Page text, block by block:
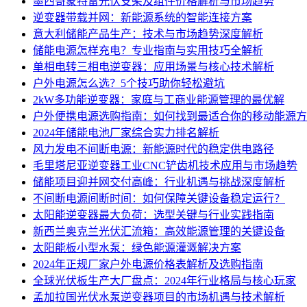
逆变器带载并网：新能源系统的智能连接方案
意大利储能产品生产：技术与市场趋势深度解析
储能电源怎样充电？专业指南与实用技巧全解析
单相电转三相电逆变器：应用场景与核心技术解析
户外电源怎么选？5个技巧助你轻松避坑
2kW多功能逆变器：家庭与工商业能源管理的最优解
户外便携电源选购指南：如何找到最适合你的移动能源
2024年储能电池厂家综合实力排名解析
风力发电不间断电源：新能源时代的稳定供电路径
毛里塔尼亚逆变器工业CNC铲齿机技术应用与市场趋势
储能项目迎并网交付高峰：行业机遇与挑战深度解析
不间断电源间断时间：如何保障关键设备稳定运行？
太阳能逆变器最大负荷：选型关键与行业实践指南
新西兰奥克兰光伏汇流箱：高效能源管理的关键设备
太阳能板小型水泵：绿色能源灌溉解决方案
2024年正规厂家户外电源价格表解析及选购指南
全球光伏板生产大厂盘点：2024年行业格局与核心玩家
孟加拉国光伏水泵逆变器项目的市场机遇与技术解析